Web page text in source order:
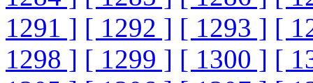
1291 ] [ 1292 ] [ 1293 ] [
1298 ] [ 1299 ] [ 1300 ] [